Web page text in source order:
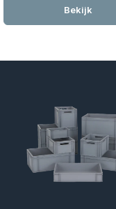
Bekijk